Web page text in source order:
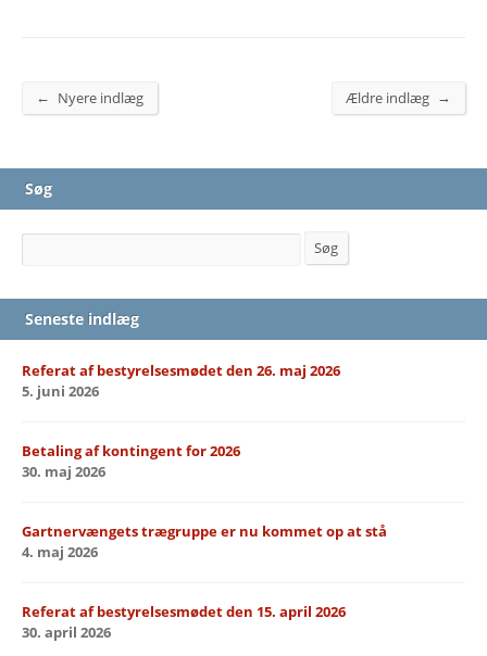
← Nyere indlæg Ældre indlæg →
Søg
Søg Søg
Seneste indlæg
Referat af bestyrelsesmødet den 26. maj 2026
5. juni 2026
Betaling af kontingent for 2026
30. maj 2026
Gartnervængets trægruppe er nu kommet op at stå
4. maj 2026
Referat af bestyrelsesmødet den 15. april 2026
30. april 2026